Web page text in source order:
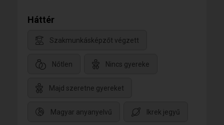
Háttér
Szakmunkásképzőt végzett
Nőtlen Nincs gyereke
Majd szeretne gyereket
Magyar anyanyelvű Ikrek jegyű